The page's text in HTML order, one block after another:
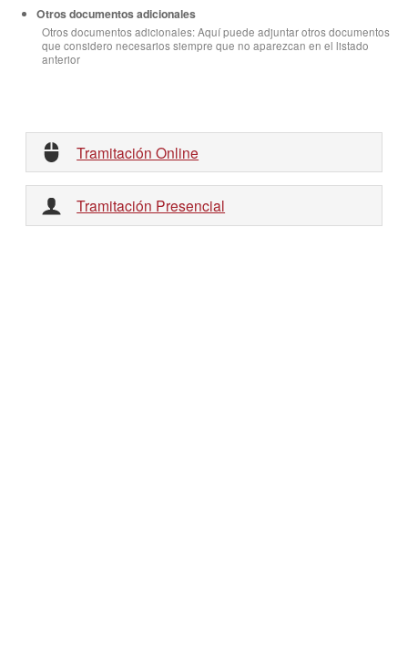
Otros documentos adicionales
Otros documentos adicionales: Aquí puede adjuntar otros documentos
que considero necesarios siempre que no aparezcan en el listado
anterior
Tramitación Online
Tramitación Presencial